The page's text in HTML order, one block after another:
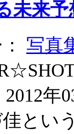
未来予
写真
年
とい